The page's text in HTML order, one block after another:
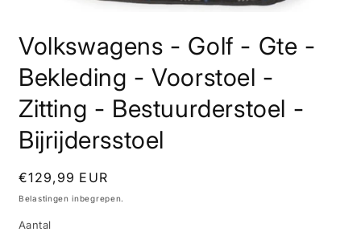
openen
in
modaal
Volkswagens - Golf - Gte -
Bekleding - Voorstoel -
Zitting - Bestuurderstoel -
Bijrijdersstoel
Normale
prijs
€129,99 EUR
Belastingen inbegrepen.
Aantal